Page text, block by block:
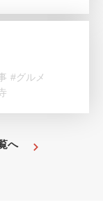
#グルメ
へ